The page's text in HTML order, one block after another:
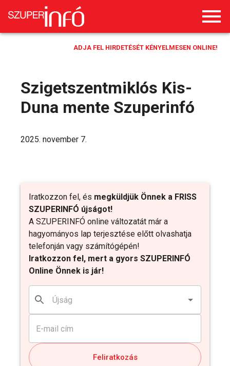
ADJA FEL HIRDETÉSÉT KÉNYELMESEN ONLINE!
Szigetszentmiklós Kis-
Duna mente Szuperinfó
Iratkozzon fel, és megküldjük Önnek a FRISS
SZUPERINFÓ újságot!
A SZUPERINFÓ online változatát már a
hagyományos lap terjesztése előtt olvashatja
telefonján vagy számítógépén!
Iratkozzon fel, mert a gyors SZUPERINFÓ
Online Önnek is jár!
Feliratkozás
2025. november 7.